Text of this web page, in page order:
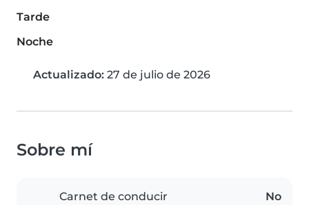
Tarde
Noche
Actualizado: 27 de julio de 2026
Sobre mí
Carnet de conducir No